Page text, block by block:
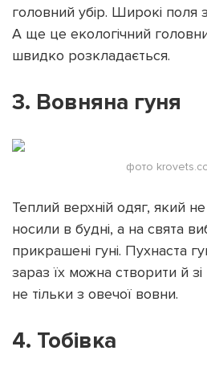
головний убір. Широкі поля
А ще це екологічний
швидко розкладається.
3. Вовняна гуня
фото
Теплий верхній одяг, який
носили в будні, а на свята
прикрашені гуні. Пухнаста
зараз їх можна створити й зі
не тільки з овечої вовни.
4. Тобівка